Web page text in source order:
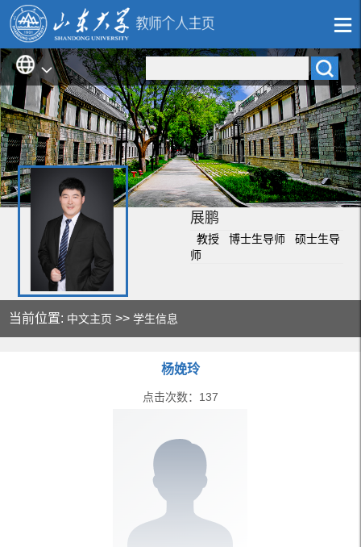
展鹏
教授 博士生导师 硕士生导
师
当前位置: 中文主页 >>学生信息
杨娩玲
点击次数： 137